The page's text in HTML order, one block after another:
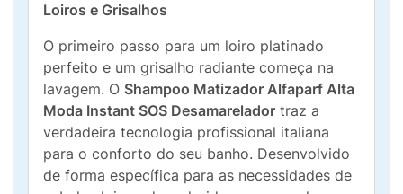
Loiros e Grisalhos
O primeiro passo para um loiro platinado
perfeito e um grisalho radiante começa na
lavagem. O Shampoo Matizador Alfaparf Alta
Moda Instant SOS Desamarelador traz a
verdadeira tecnologia profissional italiana
para o conforto do seu banho. Desenvolvido
de forma específica para as necessidades de